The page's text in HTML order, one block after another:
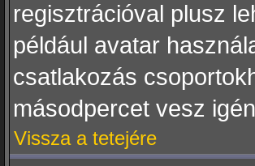
regisztrációval plusz
például avatar
csatlakozás
másodpercet vesz
Vissza a tetejére